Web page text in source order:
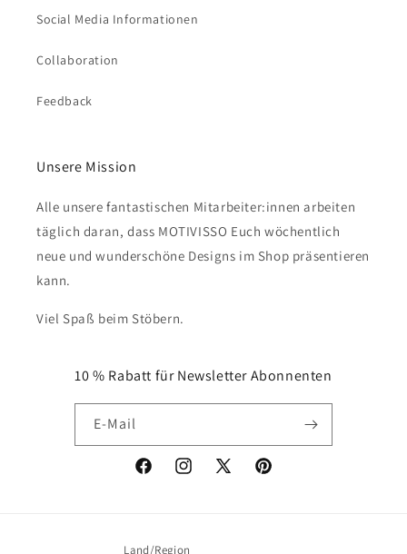
Social Media Informationen
Collaboration
Feedback
Unsere Mission
Alle unsere fantastischen Mitarbeiter:innen arbeiten
täglich daran, dass MOTIVISSO Euch wöchentlich
neue und wunderschöne Designs im Shop präsentieren
kann.
Viel Spaß beim Stöbern.
10 % Rabatt für Newsletter Abonnenten
E-Mail
FacebookInstagram
X
Pinterest
Land/Region